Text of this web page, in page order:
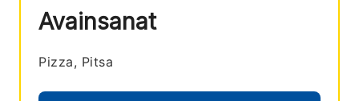
Avainsanat
Pizza, Pitsa